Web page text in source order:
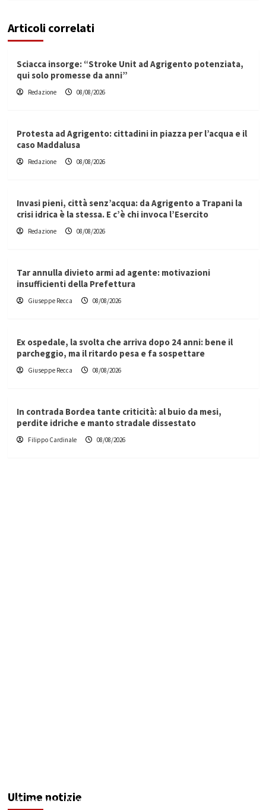
Articoli correlati
Sciacca insorge: “Stroke Unit ad Agrigento potenziata,
qui solo promesse da anni”
Redazione 08/08/2026
Protesta ad Agrigento: cittadini in piazza per l’acqua e il
caso Maddalusa
Redazione 08/08/2026
Invasi pieni, città senz’acqua: da Agrigento a Trapani la
crisi idrica è la stessa. E c’è chi invoca l’Esercito
Redazione 08/08/2026
Tar annulla divieto armi ad agente: motivazioni
insufficienti della Prefettura
Giuseppe Recca 08/08/2026
Ex ospedale, la svolta che arriva dopo 24 anni: bene il
parcheggio, ma il ritardo pesa e fa sospettare
Giuseppe Recca 08/08/2026
In contrada Bordea tante criticità: al buio da mesi,
perdite idriche e manto stradale dissestato
Filippo Cardinale 08/08/2026
Ultime notizie
Redazione 08/08/2026